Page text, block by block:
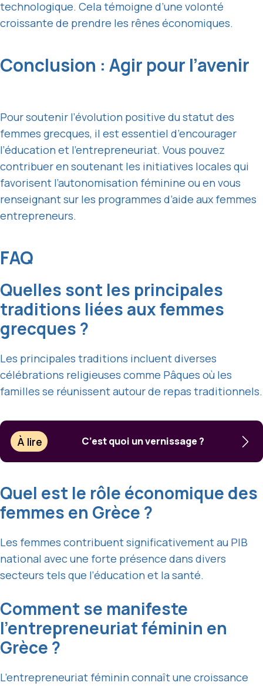
technologique. Cela témoigne d’une volonté
croissante de prendre les rênes économiques.
Conclusion : Agir pour l’avenir
Pour soutenir l’évolution positive du statut des
femmes grecques, il est essentiel d’encourager
l’éducation et l’entrepreneuriat. Vous pouvez
contribuer en soutenant les initiatives locales qui
favorisent l’autonomisation féminine ou en vous
renseignant sur les programmes d’aide aux femmes
entrepreneurs.
FAQ
Quelles sont les principales
traditions liées aux femmes
grecques ?
Les principales traditions incluent diverses
célébrations religieuses comme Pâques où les
familles se réunissent autour de repas traditionnels.
À lire C’est quoi un vernissage ?
Quel est le rôle économique des
femmes en Grèce ?
Les femmes contribuent significativement au PIB
national avec une forte présence dans divers
secteurs tels que l’éducation et la santé.
Comment se manifeste
l’entrepreneuriat féminin en
Grèce ?
L’entrepreneuriat féminin connaît une croissance